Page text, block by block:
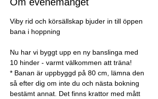
Viby rid och körsällskap bjuder in till öppen
bana i hoppning
Nu har vi byggt upp en ny banslinga med
10 hinder - varmt välkommen att träna!
* Banan är uppbyggd på 80 cm, lämna den
så efter dig om inte du och nästa bokning
bestämt annat. Det finns krattor med mått